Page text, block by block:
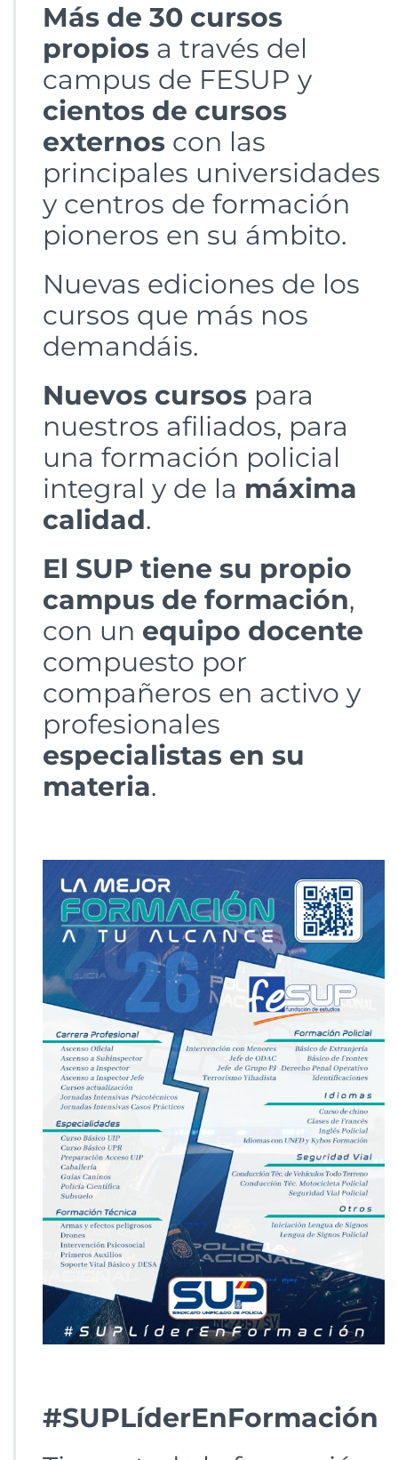
Más de 30 cursos
propios a través del
campus de FESUP y
cientos de cursos
externos con las
principales universidades
y centros de formación
pioneros en su ámbito.
Nuevas ediciones de los
cursos que más nos
demandáis.
Nuevos cursos para
nuestros afiliados, para
una formación policial
integral y de la máxima
calidad.
El SUP tiene su propio
campus de formación,
con un equipo docente
compuesto por
compañeros en activo y
profesionales
especialistas en su
materia.
#SUPLíderEnFormación